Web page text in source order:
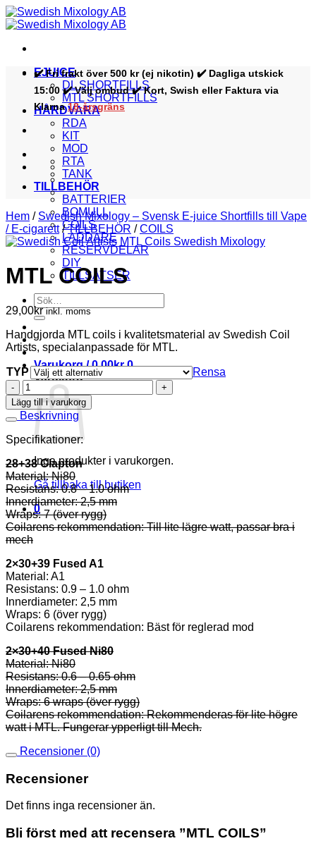
Skip
to
EJUICE
DL SHORTFILLS
MTL SHORTFILLS
HÅRDVARA
RDA
KIT
MOD
RTA
TANK
TILLBEHÖR
BATTERIER
BOMULL
COILS
LADDARE
RESERVDELAR
DIY
TILLSATSER
Sök
efter:
Varukorg /0,00kr 0
Varukorg
Inga produkter i varukorgen.
Gå tillbaka till butiken
0
✔️ Fri frakt över 500 kr (ej nikotin) ✔️ Dagliga utskick
15:00 ✔️ Välj ombud ✔️ Kort, Swish eller Faktura via
Klarna18-årsgräns
Hem / Swedish Mixology – Svensk E-juice Shortfills till Vape
/ E-cigarett / TILLBEHÖR / COILS
MTL COILS
29,00kr inkl. moms
Handgjorda MTL coils i kvalitetsmaterial av Swedish Coil
Artists, specialanpassade för MTL.
TYP
Rensa
MTL
COILS
mängd
Lägg till i varukorg
Beskrivning
Specifikationer:
28+38 Clapton
Material: Ni80
Resistans: 0.8 – 1.0 ohm
Innerdiameter: 2,5 mm
Wraps: 7 (över rygg)
Coilarens rekommendation: Till lite lägre watt, passar bra i
mech
2×30+39 Fused A1
Material: A1
Resistans: 0.9 – 1.0 ohm
Innerdiameter: 2,5 mm
Wraps: 6 (över rygg)
Coilarens rekommendation: Bäst för reglerad mod
2×30+40 Fused Ni80
Material: Ni80
Resistans: 0.6 – 0.65 ohm
Innerdiameter: 2,5 mm
Wraps: 6 wraps (över rygg)
Coilarens rekommendation: Rekommenderas för lite högre
watt i MTL. Fungerar ypperligt till Mech.
Recensioner (0)
Recensioner
Det finns inga recensioner än.
Bli först med att recensera ”MTL COILS”